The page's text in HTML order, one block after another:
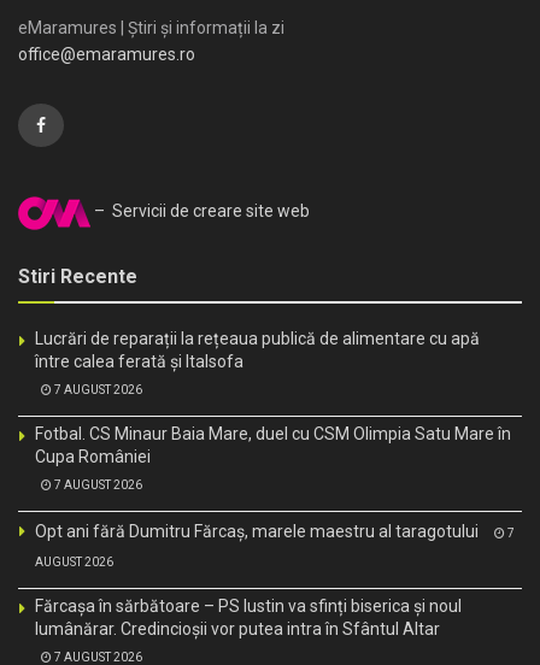
eMaramures | Știri și informații la zi
office@emaramures.ro
– Servicii de creare site web
Stiri Recente
Lucrări de reparații la rețeaua publică de alimentare cu apă
între calea ferată și Italsofa
7 AUGUST 2026
Fotbal. CS Minaur Baia Mare, duel cu CSM Olimpia Satu Mare în
Cupa României
7 AUGUST 2026
Opt ani fără Dumitru Fărcaș, marele maestru al taragotului 7
AUGUST 2026
Fărcașa în sărbătoare – PS Iustin va sfinți biserica și noul
lumânărar. Credincioșii vor putea intra în Sfântul Altar
7 AUGUST 2026